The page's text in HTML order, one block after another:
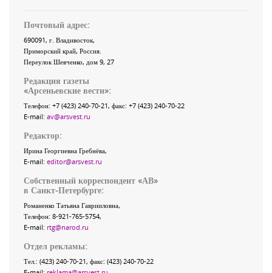
Почтовый адрес:
690091, г. Владивосток,
Приморский край, Россия.
Переулок Шевченко, дом 9, 27
Редакция газеты
«Арсеньевские вести»:
Телефон: +7 (423) 240-70-21, факс: +7 (423) 240-70-22
E-mail: av@arsvest.ru
Редактор:
Ирина Георгиевна Гребнёва,
E-mail: editor@arsvest.ru
Собственный корреспондент «АВ»
в Санкт-Петербурге:
Романенко Татьяна Гаврииловна,
Телефон: 8-921-765-5754,
E-mail: rtg@narod.ru
Отдел рекламы:
Тел.: (423) 240-70-21, факс: (423) 240-70-22